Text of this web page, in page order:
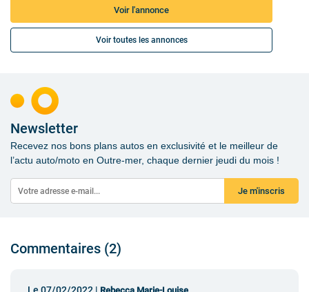
Voir l'annonce
Voir toutes les annonces
Newsletter
Recevez nos bons plans autos en exclusivité et le meilleur de
l’actu auto/moto en Outre-mer, chaque dernier jeudi du mois !
Je m'inscris
Commentaires (2)